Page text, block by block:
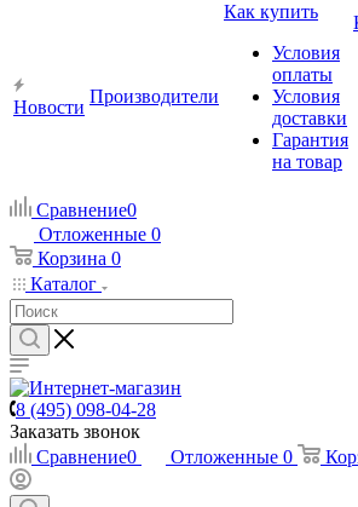
Новости
Производители
Как купить
Условия
оплаты
Условия
доставки
Гарантия
на товар
Сравнение0
Отложенные 0
Корзина 0
Каталог
8 (495) 098-04-28
Заказать звонок
Сравнение0 Отложенные 0